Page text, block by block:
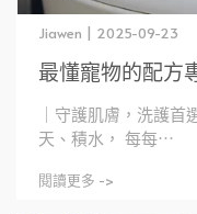
最懂寵物的配方
Jiawen | 2025-09-23
｜守護肌膚，洗護
天、積水， 每每⋯
閱讀更多 ->